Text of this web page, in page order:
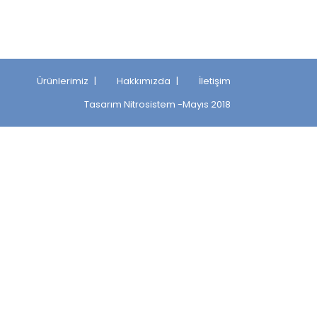
Ürünlerimiz Hakkımızda
İletişim
Tasarım Nitrosistem -Mayıs 2018